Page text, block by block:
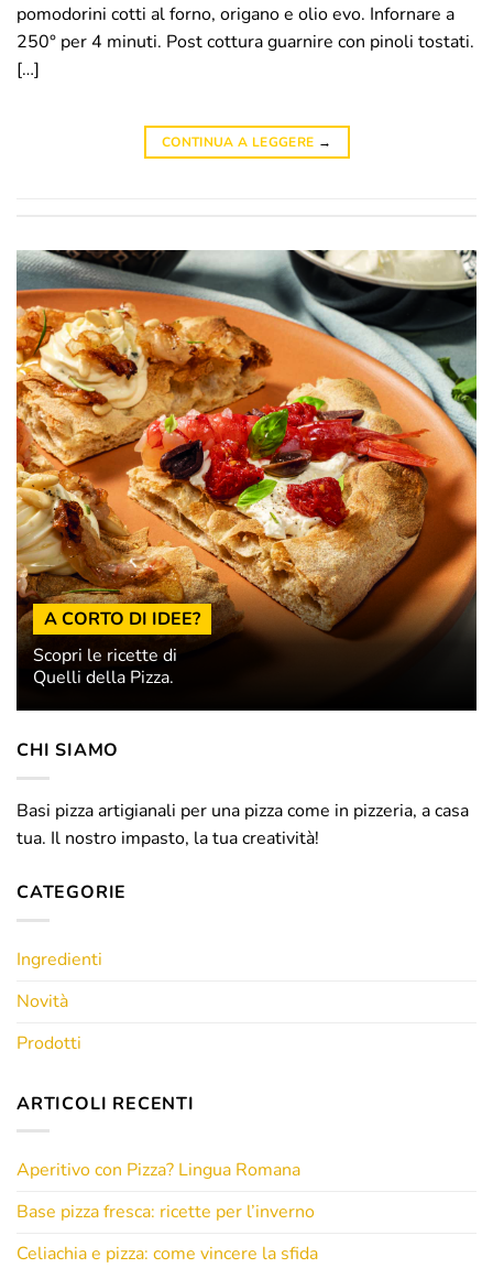
pomodorini cotti al forno, origano e olio evo. Infornare a
250° per 4 minuti. Post cottura guarnire con pinoli tostati.
[…]
CONTINUA A LEGGERE →
A CORTO DI IDEE?
Scopri le ricette di
Quelli della Pizza.
CHI SIAMO
Basi pizza artigianali per una pizza come in pizzeria, a casa
tua. Il nostro impasto, la tua creatività!
CATEGORIE
Ingredienti
Novità
Prodotti
ARTICOLI RECENTI
Aperitivo con Pizza? Lingua Romana
Base pizza fresca: ricette per l’inverno
Celiachia e pizza: come vincere la sfida